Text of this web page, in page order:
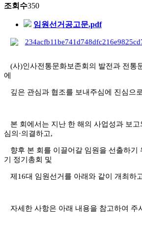
조회수350
임원선거공고문.pdf
(사)인사전통문화보존회의 발전과 전통
에
깊은 관심과 협조를 보내주심에 진심으
본 회에서는 지난 한 해의 사업성과 보
심의 ·의결하고,
향후 본 회를 이끌어갈 임원을 선출하기
기 정기총회 및
제16대 임원선거를 아래와 같이 개최하
자세한 사항은 아래 내용을 참고하여 주